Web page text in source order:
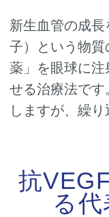
新生血管の成
子）という物
薬」を眼球に注
せる治療法です
しますが、繰り
抗
る